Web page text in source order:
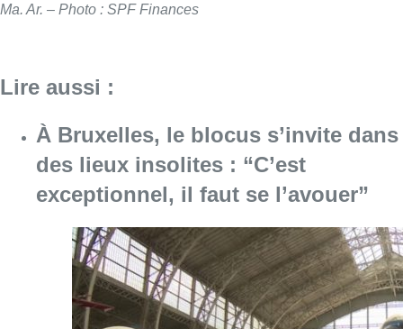
Ma. Ar. – Photo : SPF Finances
Lire aussi :
À Bruxelles, le blocus s’invite dans
des lieux insolites : “C’est
exceptionnel, il faut se l’avouer”